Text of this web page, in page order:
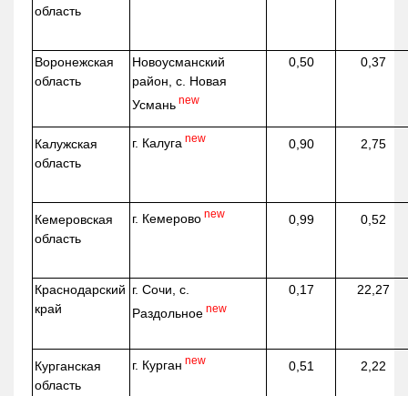
область
Воронежская
область
Новоусманский
район, с. Новая
Усмань new
0,50 0,37
Калужская
область
г. Калуга new 0,90 2,75
Кемеровская
область
г. Кемерово new 0,99 0,52
Краснодарский
край
г. Сочи, с.
Раздольное new
0,17 22,27
Курганская
область
г. Курган new 0,51 2,22